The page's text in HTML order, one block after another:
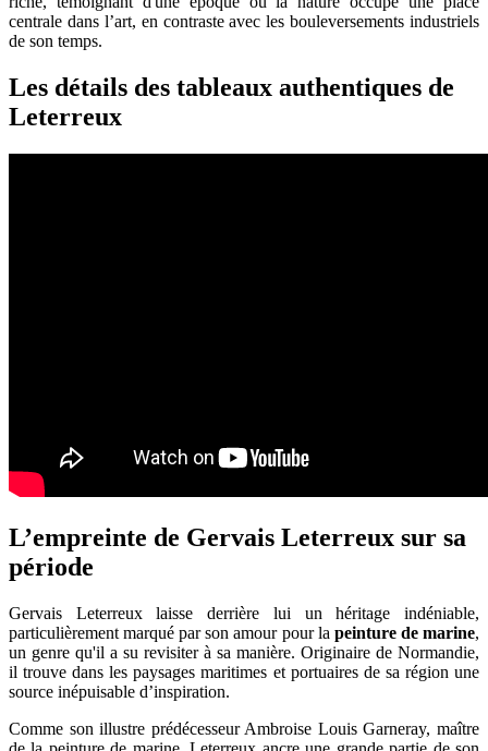
centrale dans l’art, en contraste avec les bouleversements industriels
de son temps.
Les détails des tableaux authentiques de
Leterreux
L’empreinte de Gervais Leterreux sur sa
période
Gervais Leterreux laisse derrière lui un héritage indéniable,
particulièrement marqué par son amour pour la peinture de marine,
un genre qu'il a su revisiter à sa manière. Originaire de Normandie,
il trouve dans les paysages maritimes et portuaires de sa région une
source inépuisable d’inspiration.
Comme son illustre prédécesseur Ambroise Louis Garneray, maître